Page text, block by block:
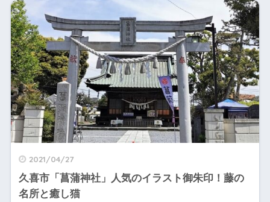
2021/04/27
久喜市「菖蒲神社」人気のイラスト御朱印！藤の
名所と癒し猫